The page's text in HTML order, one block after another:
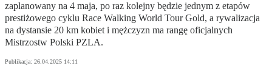
zaplanowany na 4 maja, po raz kolejny będzie jednym z etapów
prestiżowego cyklu Race Walking World Tour Gold, a rywalizacja
na dystansie 20 km kobiet i mężczyzn ma rangę oficjalnych
Mistrzostw Polski PZLA.
Publikacja: 26.04.2025 14:11